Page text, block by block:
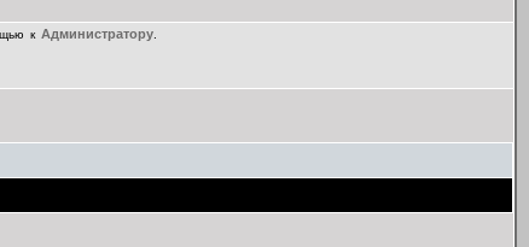
к Администратору